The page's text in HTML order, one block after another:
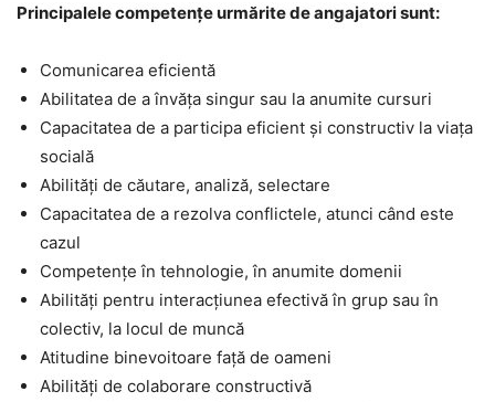
Principalele competențe urmărite de angajatori sunt:
Comunicarea eficientă
Abilitatea de a învăța singur sau la anumite cursuri
Capacitatea de a participa eficient și constructiv la viața
socială
Abilități de căutare, analiză, selectare
Capacitatea de a rezolva conflictele, atunci când este
cazul
Competențe în tehnologie, în anumite domenii
Abilități pentru interacțiunea efectivă în grup sau în
colectiv, la locul de muncă
Atitudine binevoitoare față de oameni
Abilități de colaborare constructivă